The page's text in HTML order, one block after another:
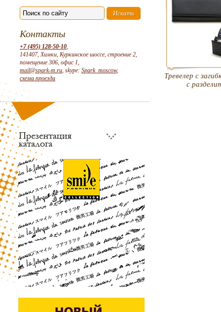
Контакты
+7 (495) 128-50-10,
141407, Химки, Куркинское шоссе, строение 2,
помещение 306, офис 1,
mail@spark-m.ru, skype: Spark_moscow,
схема проезда
Тревелер с
с